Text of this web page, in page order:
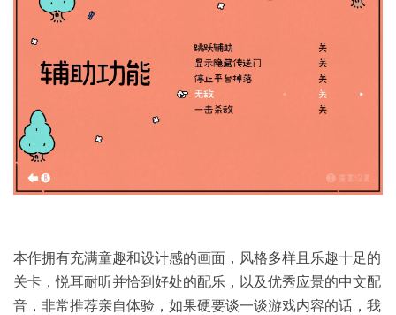
本作拥有充满童趣和设计感的画面，风格多样且乐趣十足的
关卡，悦耳耐听并恰到好处的配乐，以及优秀应景的中文配
音，非常推荐亲自体验，如果硬要谈一谈游戏内容的话，我